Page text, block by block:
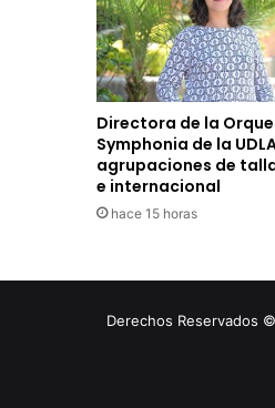
Directora de la
Symphonia de la
agrupaciones de
e internacional
hace 15 horas
Derechos Reservados